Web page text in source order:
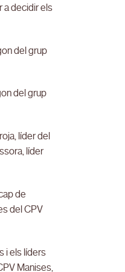
a decidir els
del grup
del grup
líder del
líder
de
del CPV
i els líders
Manises,